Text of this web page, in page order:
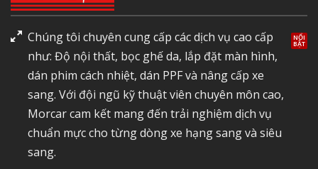
Chúng tôi chuyên cung cấp các dịch vụ cao cấp
như: Độ nội thất, bọc ghế da, lắp đặt màn hình,
dán phim cách nhiệt, dán PPF và nâng cấp xe
sang. Với đội ngũ kỹ thuật viên chuyên môn cao,
Morcar cam kết mang đến trải nghiệm dịch vụ
chuẩn mực cho từng dòng xe hạng sang và siêu
sang.